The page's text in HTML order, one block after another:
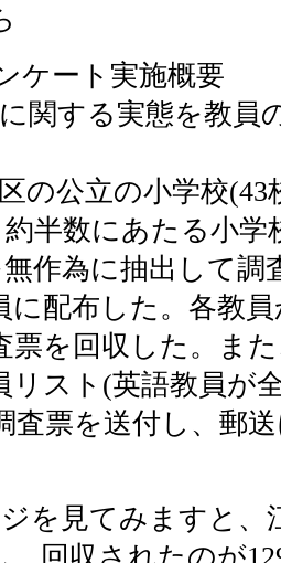
ケート実施概要
関する実態を教員
の公立の小学校(43
半数にあたる小学
作為に抽出して調
に配布した。各教
票を回収した。ま
リスト(英語教員が
査票を送付し、郵
を見てみますと、